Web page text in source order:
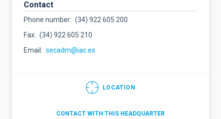
Contact
Phone number
(34) 922 605 200
Fax
(34) 922 605 210
Email
secadm@iac.es
LOCATION
CONTACT WITH THIS HEADQUARTER